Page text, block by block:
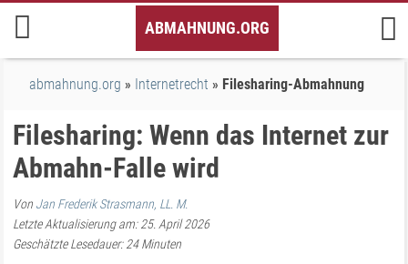
Inhalt
springen
ABMAHNUNG.ORG
abmahnung.org Internetrecht Filesharing-Abmahnung
Filesharing: Wenn das Internet zur
Abmahn-Falle wird
Von Jan Frederik Strasmann, LL. M.
Letzte Aktualisierung am: 25. April 2026
Geschätzte Lesedauer: 24 Minuten